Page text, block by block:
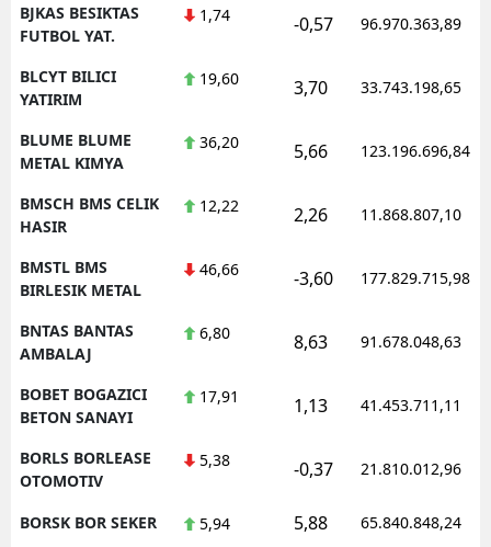
BJKAS BESIKTAS
FUTBOL YAT.
1,74 -0,57 96.970.363,89
BLCYT BILICI
YATIRIM
19,60 3,70 33.743.198,65
BLUME BLUME
METAL KIMYA
36,20 5,66 123.196.696,84
BMSCH BMS CELIK
HASIR
12,22 2,26 11.868.807,10
BMSTL BMS
BIRLESIK METAL
46,66 -3,60 177.829.715,98
BNTAS BANTAS
AMBALAJ
6,80 8,63 91.678.048,63
BOBET BOGAZICI
BETON SANAYI
17,91 1,13 41.453.711,11
BORLS BORLEASE
OTOMOTIV
5,38 -0,37 21.810.012,96
BORSK BOR SEKER 5,94 5,88 65.840.848,24